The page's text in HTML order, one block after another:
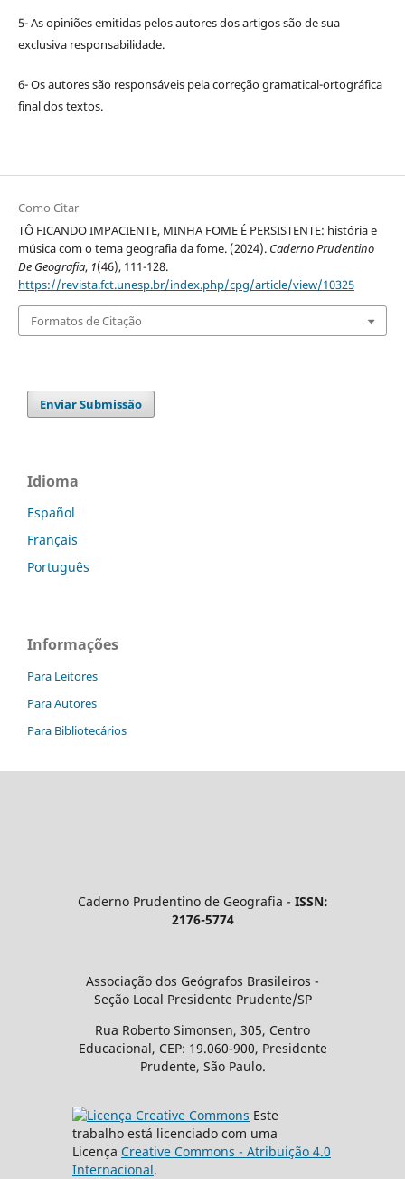
5- As opiniões emitidas pelos autores dos artigos são de sua
exclusiva responsabilidade.
6- Os autores são responsáveis pela correção gramatical-ortográfica
final dos textos.
Como Citar
TÔ FICANDO IMPACIENTE, MINHA FOME É PERSISTENTE: história e
música com o tema geografia da fome. (2024). Caderno Prudentino
De Geografia, 1(46), 111-128.
https://revista.fct.unesp.br/index.php/cpg/article/view/10325
Formatos de Citação
Enviar Submissão
Idioma
Español
Français
Português
Informações
Para Leitores
Para Autores
Para Bibliotecários
Caderno Prudentino de Geografia - ISSN:
2176-5774
Associação dos Geógrafos Brasileiros -
Seção Local Presidente Prudente/SP
Rua Roberto Simonsen, 305, Centro
Educacional, CEP: 19.060-900, Presidente
Prudente, São Paulo.
Este
trabalho está licenciado com uma
Licença Creative Commons - Atribuição 4.0
Internacional.